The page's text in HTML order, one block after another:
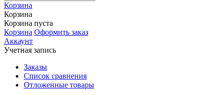
Корзина
Корзина
Корзина пуста
Корзина Оформить заказ
Аккаунт
Учетная запись
Заказы
Список сравнения
Отложенные товары